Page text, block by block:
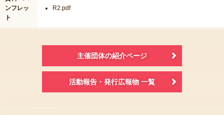
ンフレッ
ト
R2.pdf
主催団体の紹介ページ
活動報告・発行広報物 一覧